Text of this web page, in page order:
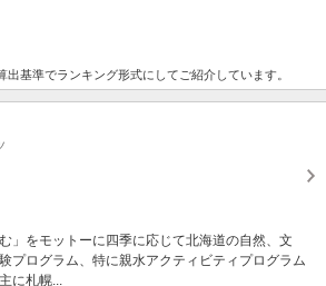
出基準でランキング形式にしてご紹介しています。
」をモットーに四季に応じて北海道の自然、文
プログラム、特に親水アクティビティプログラム
に札幌...